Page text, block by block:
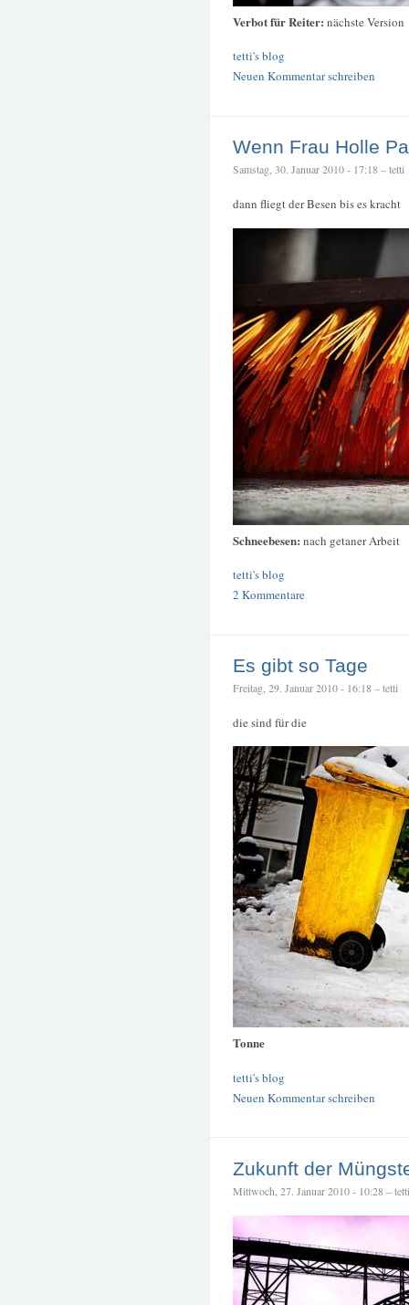
Verbot für Reiter: nächste Version
tetti's blog
Neuen Kommentar schreiben
Wenn Frau Holle
Samstag, 30. Januar 2010 - 17:18 – tetti
dann fliegt der Besen bis es kracht
Schneebesen: nach getaner Arbeit
tetti's blog
2 Kommentare
Es gibt so Tage
Freitag, 29. Januar 2010 - 16:18 – tetti
die sind für die
Tonne
tetti's blog
Neuen Kommentar schreiben
Zukunft der
Mittwoch, 27. Januar 2010 - 10:28 – tetti